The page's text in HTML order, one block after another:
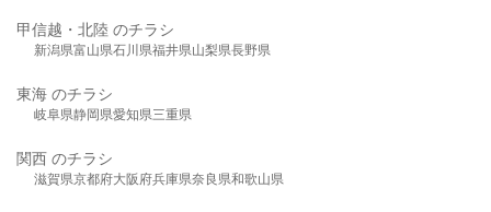
甲信越・北陸 のチラシ
新潟県富山県石川県福井県山梨県長野県
東海 のチラシ
岐阜県静岡県愛知県三重県
関西 のチラシ
滋賀県京都府大阪府兵庫県奈良県和歌山県